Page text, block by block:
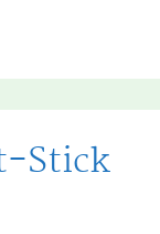
Stick